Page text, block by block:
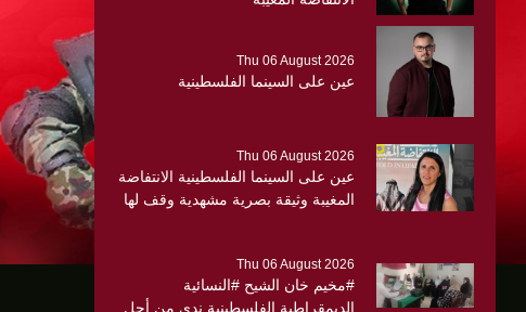
Thu 06 August 2026
عين على السينما الفلسطينية
Thu 06 August 2026
عين على السينما الفلسطينية الانتفاضة
المغيبة وثيقة بصرية مشهدية وقف لها
Thu 06 August 2026
#مخيم خان الشيح #النسائية
الديمقراطية الفلسطينية ندى من أجل